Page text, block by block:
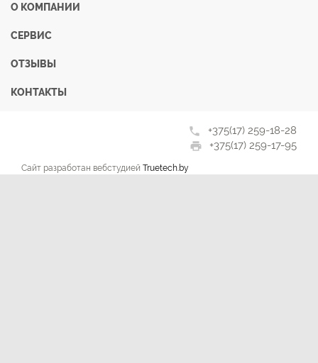
О КОМПАНИИ
СЕРВИС
ОТЗЫВЫ
КОНТАКТЫ
phone
+375(17) 259-18-28
print
+375(17) 259-17-95
Сайт разработан вебстудией Truetech.by